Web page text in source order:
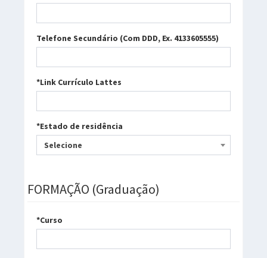
Telefone Secundário (Com DDD, Ex. 4133605555)
*Link Currículo Lattes
*Estado de residência
Selecione
FORMAÇÃO (Graduação)
*Curso